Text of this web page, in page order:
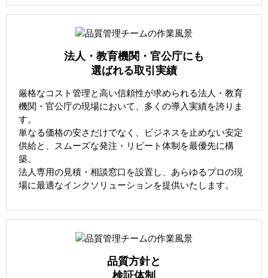
法人・教育機関・官公庁にも
選ばれる取引実績
厳格なコスト管理と高い信頼性が求められる法人・教育
機関・官公庁の現場において、多くの導入実績を誇りま
す。
単なる価格の安さだけでなく、ビジネスを止めない安定
供給と、スムーズな発注・リピート体制を最優先に構
築。
法人専用の見積・相談窓口を設置し、あらゆるプロの現
場に最適なインクソリューションを提供いたします。
品質方針と
検証体制